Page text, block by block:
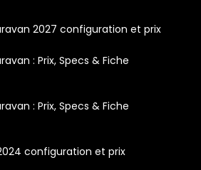
2027 configuration et prix
: Prix, Specs & Fiche
: Prix, Specs & Fiche
configuration et prix